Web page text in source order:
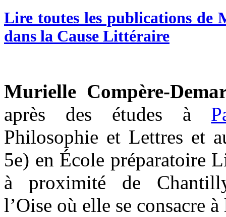
Lire toutes les publications de
dans la Cause Littéraire
Murielle Compère-
après des études à
Philosophie et Lettres et
5e) en École préparatoire
à proximité de
l’Oise où elle se consacre